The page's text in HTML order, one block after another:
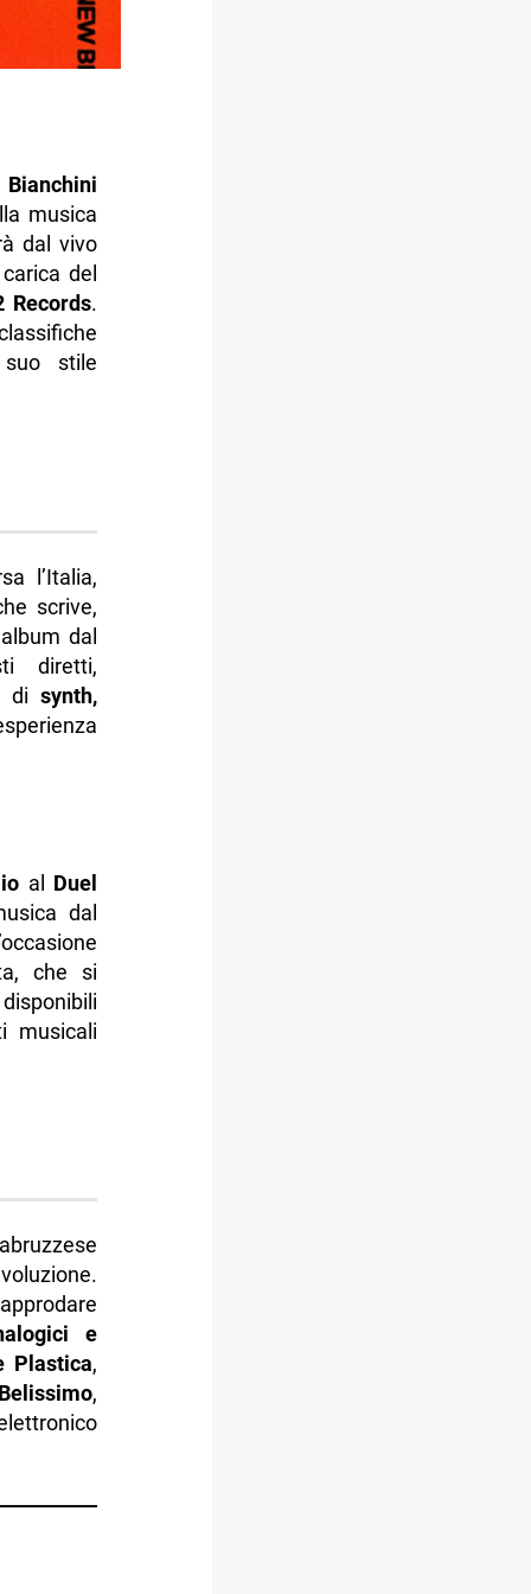
Bianchini
musica
dal vivo
del
Records.
stile
l’Italia,
scrive,
dal
diretti,
disynth,
al Duel
dal
che si
musicali
e
Plastica,
,